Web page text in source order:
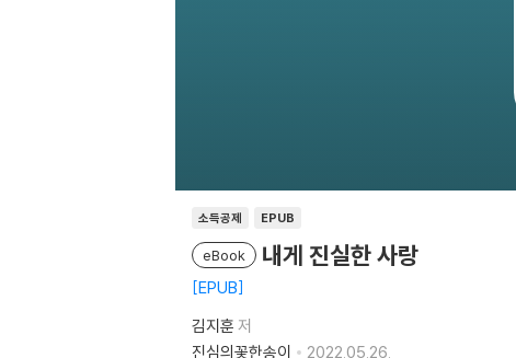
소득공제 EPUB
eBook 내게 진실한 사랑
EPUB
김지훈 저
진심의꽃한송이
2022.05.26.